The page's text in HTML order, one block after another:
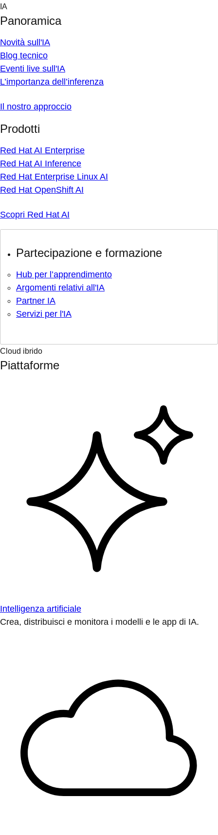
Skip
content
IA
Panoramica
Novità sull'IA
Blog tecnico
Eventi live sull'IA
L’importanza dell’inferenza
Il nostro approccio
Prodotti
Red Hat AI Enterprise
Red Hat AI Inference
Red Hat Enterprise Linux AI
Red Hat OpenShift AI
Scopri Red Hat AI
Partecipazione e formazione
Hub per l’apprendimento
Argomenti relativi all'IA
Partner IA
Servizi per l'IA
Cloud ibrido
Piattaforme
Intelligenza artificiale
Crea, distribuisci e monitora i modelli e le app di IA.